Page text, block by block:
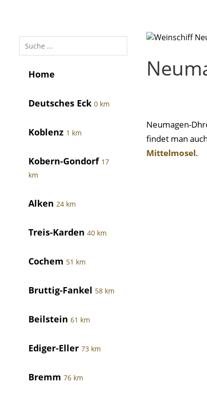
Home
Deutsches Eck 0 km
Koblenz 1 km
Kobern-Gondorf 17
km
Alken 24 km
Treis-Karden 40 km
Cochem 51 km
Bruttig-Fankel 58 km
Beilstein 61 km
Ediger-Eller 73 km
Bremm 76 km
Neumagen-
findet man
Mittelmosel.